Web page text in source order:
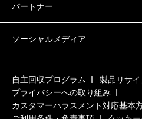
パートナー
ソーシャルメディア
自主回収プログラム 製品リサ
プライバシーへの取り組み
カスタマーハラスメント対応基本